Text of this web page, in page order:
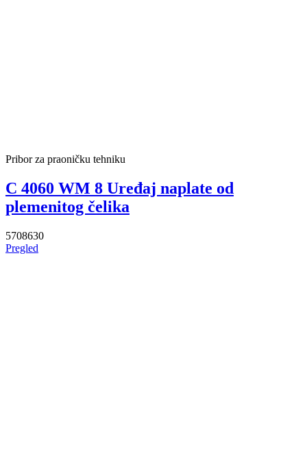
Pribor za praoničku tehniku
C 4060 WM 8 Uređaj naplate od
plemenitog čelika
5708630
Pregled